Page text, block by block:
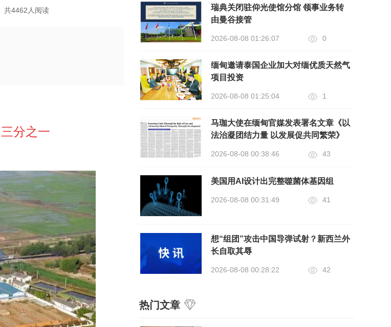
共4462人阅读
分之一
瑞典关闭驻仰光使馆分馆 领事业务转
由曼谷接管
2026-08-08 01:26:07 0
缅甸邀请泰国企业加大对缅优质天然气
项目投资
2026-08-08 01:25:04 1
马珈大使在缅甸官媒发表署名文章《以
法治凝团结力量 以发展促共同繁荣》
2026-08-08 00:38:46 43
美国用AI设计出完整噬菌体基因组
2026-08-08 00:31:49 41
想“组团”攻击中国导弹试射？新西兰外
长自取其辱
2026-08-08 00:28:22 42
热门文章